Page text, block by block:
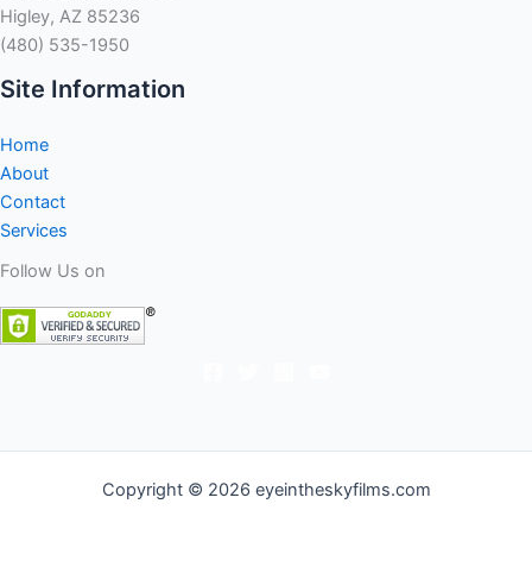
Higley, AZ 85236
(480) 535-1950
Site Information
Home
About
Contact
Services
Follow Us on
Copyright © 2026 eyeintheskyfilms.com